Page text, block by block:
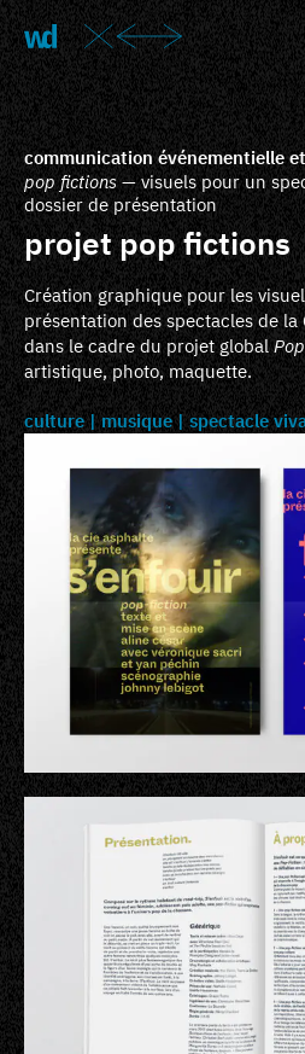
communication événementielle
pop fictions— visuels pour un
dossier de présentation
projet pop fictions
Création graphique pour les
présentation des spectacles de la
dans le cadre du projet global
artistique, photo, maquette.
culture musique spectacle